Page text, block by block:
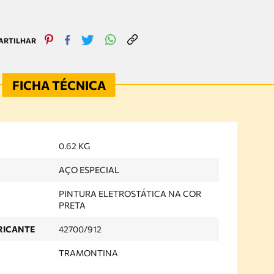
0.62 KG
AÇO ESPECIAL
PINTURA ELETROSTÁTICA NA COR
PRETA
42700/912
TRAMONTINA